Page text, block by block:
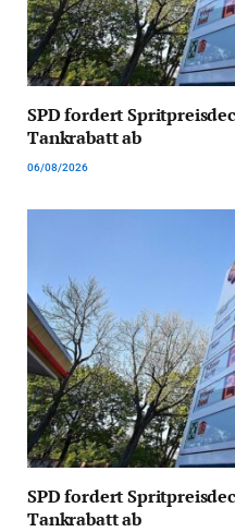
SPD fordert
Tankrabatt ab
06/08/2026
SPD fordert
Tankrabatt ab